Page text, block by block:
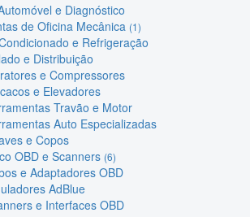
e Diagnóstico
de Oficina Mecânica (1)
e Refrigeração
e Distribuição
e Compressores
e Elevadores
Travão e Motor
Auto Especializadas
e Copos
OBD e Scanners (6)
e Adaptadores OBD
AdBlue
e Interfaces OBD